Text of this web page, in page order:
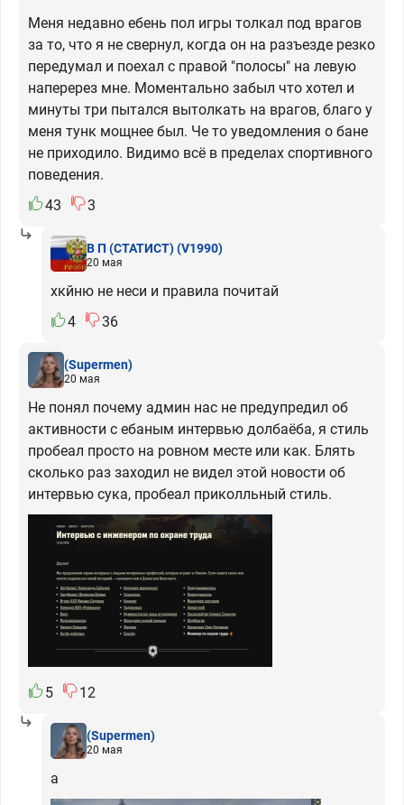
Меня недавно ебень пол игры толкал под врагов
за то, что я не свернул, когда он на разъезде резко
передумал и поехал с правой "полосы" на левую
наперерез мне. Моментально забыл что хотел и
минуты три пытался вытолкать на врагов, благо у
меня тунк мощнее был. Че то уведомления о бане
не приходило. Видимо всё в пределах спортивного
поведения.
43
3
В П (СТАТИСТ)(V1990)
20 мая
хкйню не неси и правила почитай
4
36
(Supermen)
20 мая
Не понял почему админ нас не предупредил об
активности с ебаным интервью долбаёба, я стиль
пробеал просто на ровном месте или как. Блять
сколько раз заходил не видел этой новости об
интервью сука, пробеал приколльный стиль.
5 12
(Supermen)
20 мая
а